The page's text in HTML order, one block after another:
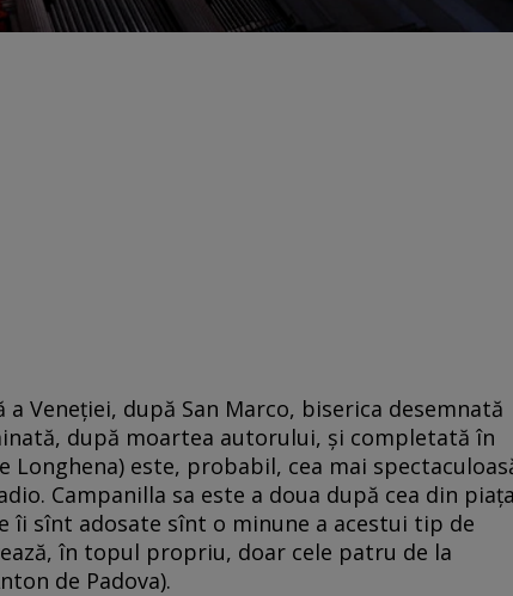
Veneţiei, după San Marco, biserica desemnată
după moartea autorului, şi completată în
Longhena) este, probabil, cea mai
Campanilla sa este a doua după cea din
îi sînt adosate sînt o minune a acestui tip de
în topul propriu, doar cele patru de la
de Padova).